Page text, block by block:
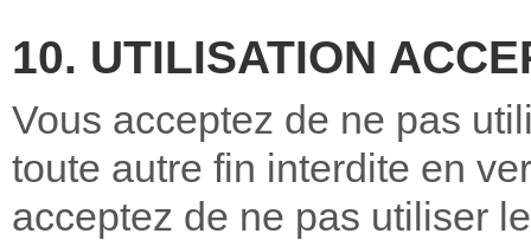
10. UTILISATION
Vous acceptez de ne pas
toute autre fin interdite en
acceptez de ne pas utiliser